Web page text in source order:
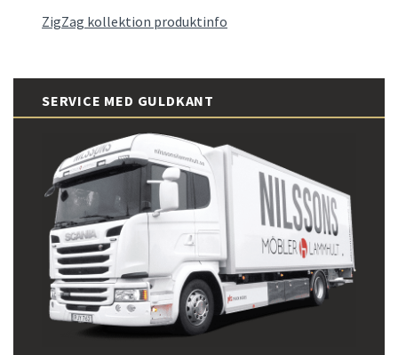
ZigZag kollektion produktinfo
SERVICE MED GULDKANT